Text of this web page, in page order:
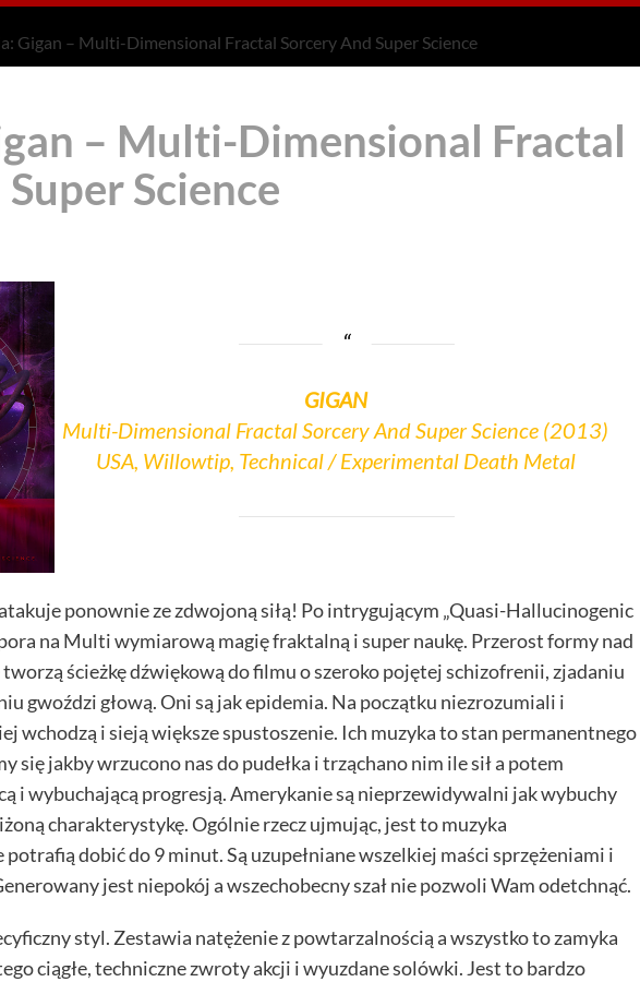
Gigan – Multi-Dimensional Fractal Sorcery And Super Science
– Multi-Dimensional Fractal
Science
GIGAN
Multi-Dimensional Fractal Sorcery And Super Science (2013)
USA, Willowtip, Technical / Experimental Death Metal
ponownie ze zdwojoną siłą! Po intrygującym „Quasi-Hallucinogenic
pora na Multi wymiarową magię fraktalną i super naukę. Przerost formy nad
ścieżkę dźwiękową do filmu o szeroko pojętej schizofrenii, zjadaniu
gwoździ głową. Oni są jak epidemia. Na początku niezrozumiali i
wchodzą i sieją większe spustoszenie. Ich muzyka to stan permanentnego
się jakby wrzucono nas do pudełka i trząchano nim ile sił a potem
i wybuchającą progresją. Amerykanie są nieprzewidywalni jak wybuchy
charakterystykę. Ogólnie rzecz ujmując, jest to muzyka
dobić do 9 minut. Są uzupełniane wszelkiej maści sprzężeniami i
jest niepokój a wszechobecny szał nie pozwoli Wam odetchnąć.
styl. Zestawia natężenie z powtarzalnością a wszystko to zamyka
ciągłe, techniczne zwroty akcji i wyuzdane solówki. Jest to bardzo